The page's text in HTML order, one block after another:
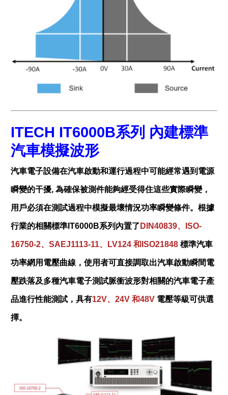
ITECH IT6000B系列 內建標準
汽車模擬波形
汽車電子設備在汽車啟動和運行過程中可能經常遇到電源
瞬變的干擾,為確保被測件能夠經受得住這些實際瞬變，
用戶必須在測試過程中模擬最壞情況功率瞬變條件。根據
行業的相關標準 IT6000B系列內置了 DIN40839、 ISO-
16750-2、SAEJ1113-11、 LV124和 ISO21848 標準汽車
功率網用電壓曲線，使用者可直接調取出汽車啟動瞬間電
壓跌落及多種汽車電子測試脈衝波形對相關的汽車電子產
品進行性能測試，具有12V、24V和48V 電壓等級可供選
擇。